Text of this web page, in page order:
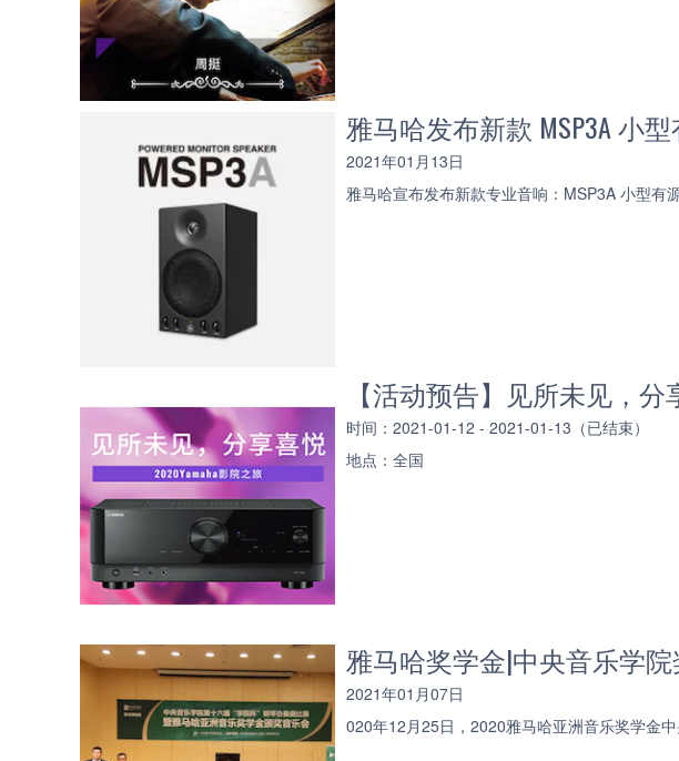
雅马哈发布新款 MSP3A 小
2021年01月13日
雅马哈宣布发布新款专业音响：MSP3A 小型有
【活动预告】见所未见，分
时间：2021-01-12 - 2021-01-13（已结束）
地点：全国
雅马哈奖学金|中央音乐学
2021年01月07日
020年12月25日，2020雅马哈亚洲音乐奖学金